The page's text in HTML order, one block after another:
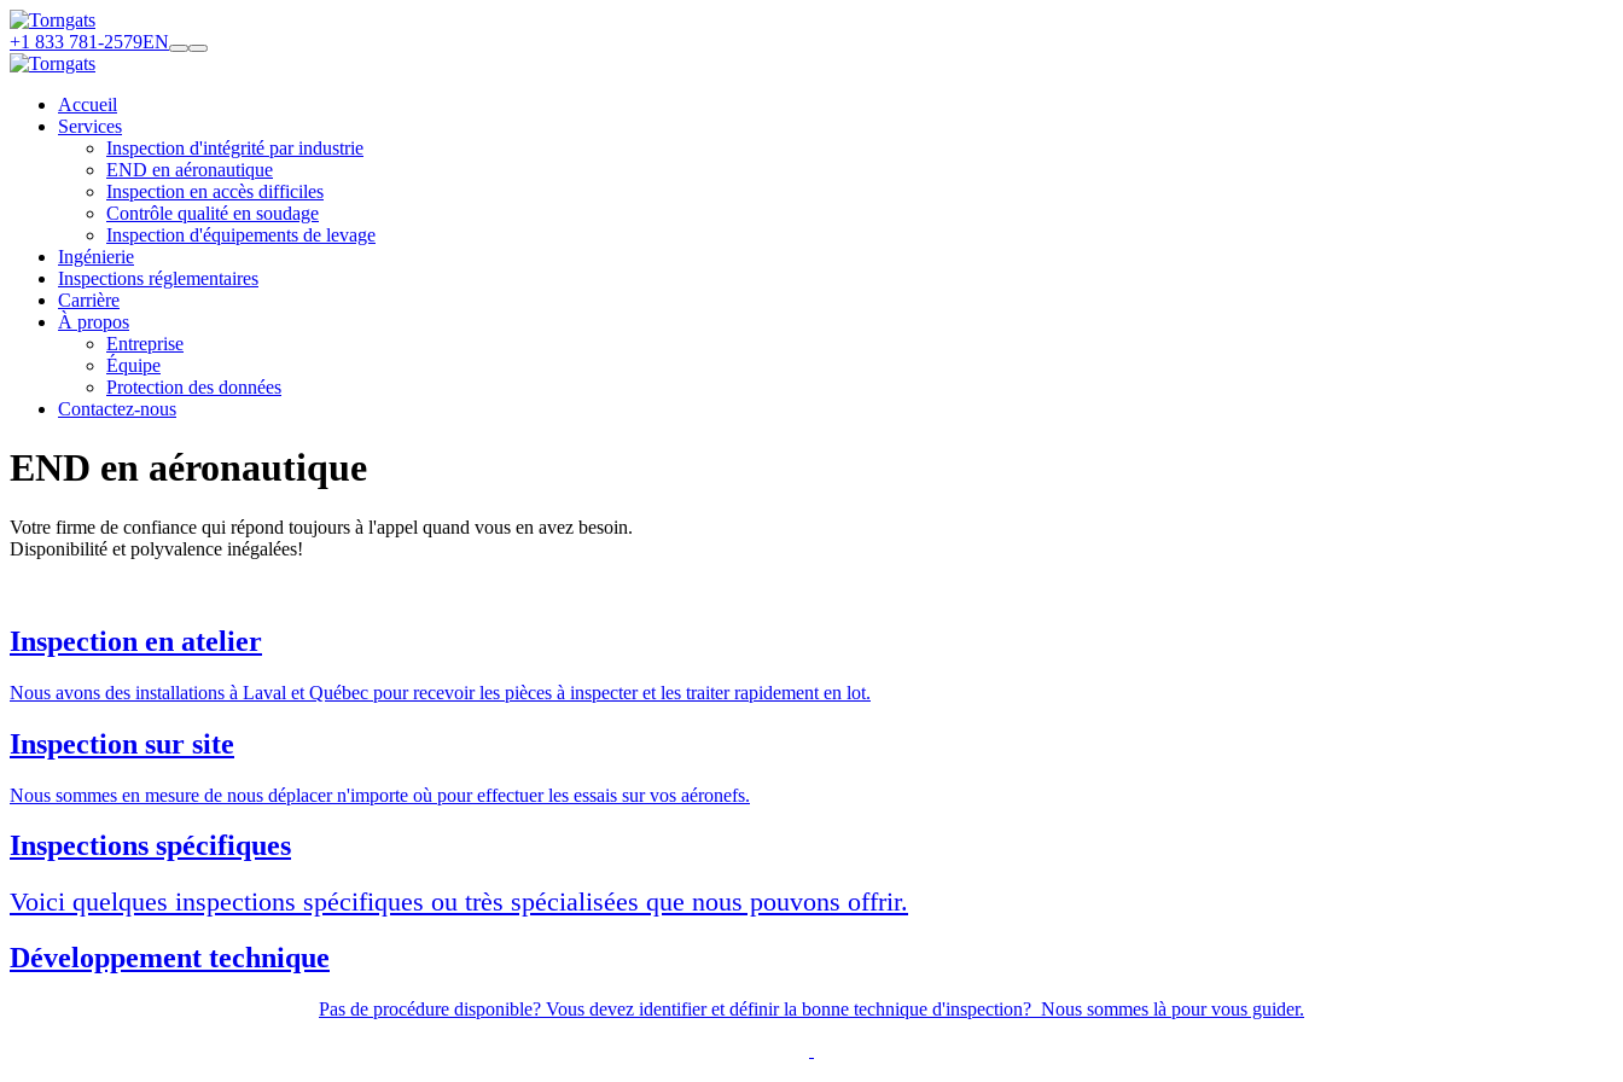
+1 833 781-2579EN
Accueil
Services
Inspection d'intégrité par industrie
END en aéronautique
Inspection en accès difficiles
Contrôle qualité en soudage
Inspection d'équipements de levage
Ingénierie
Inspections réglementaires
Carrière
À propos
Entreprise
Équipe
Protection des données
Contactez-nous
END en aéronautique
Votre firme de confiance qui répond toujours à l'appel quand vous en avez besoin.
Disponibilité et polyvalence inégalées!
Inspection en atelier
Nous avons des installations à Laval et Québec pour recevoir les pièces à inspecter et les traiter rapidement en lot.
Inspection sur site
Nous sommes en mesure de nous déplacer n'importe où pour effectuer les essais sur vos aéronefs.
Inspections spécifiques
Voici quelques inspections spécifiques ou très spécialisées que nous pouvons offrir.
Développement technique
Pas de procédure disponible? Vous devez identifier et définir la bonne technique d'inspection? Nous sommes là pour vous guider.